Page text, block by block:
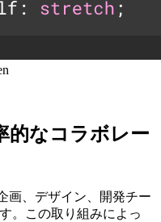
的なコラボレー
画、デザイン、開発チー
。この取り組みによっ